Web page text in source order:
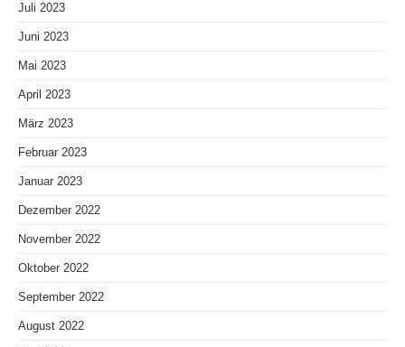
Juli 2023
Juni 2023
Mai 2023
April 2023
März 2023
Februar 2023
Januar 2023
Dezember 2022
November 2022
Oktober 2022
September 2022
August 2022